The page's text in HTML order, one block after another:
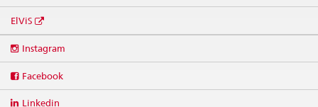
ElViS
media
Instagram
Facebook
Linkedin